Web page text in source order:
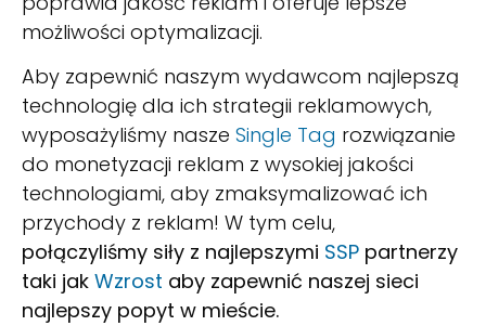
możliwości optymalizacji.
Aby zapewnić naszym wydawcom najlepszą
technologię dla ich strategii reklamowych,
wyposażyliśmy nasze Single Tag rozwiązanie
do monetyzacji reklam z wysokiej jakości
technologiami, aby zmaksymalizować ich
przychody z reklam! W tym celu,
połączyliśmy siły z najlepszymi SSP partnerzy
taki jak Wzrost aby zapewnić naszej sieci
najlepszy popyt w mieście.